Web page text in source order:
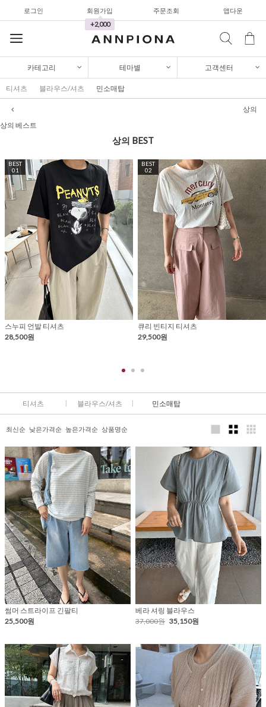
로그인
회원가입
+2,000
주문조회 앱다운
한정세일
셔츠&블라우스
가디건/니트
와이드팬츠
셔츠&블라우스
가디건/니트
와이드팬츠
한정세일
카테고리 테마별 고객센터
티셔츠 블라우스/셔츠 민소매탑
상의
상의 베스트
상의 BEST
BEST
01
스누피 언발 티셔츠
28,500원
BEST
02
큐리 빈티지 티셔츠
29,500원
티셔츠 블라우스/셔츠 민소매탑
최신순 낮은가격순 높은가격순 상품명순
썸머 스트라이프 긴팔티
25,500원
베라 셔링 블라우스
37,000원 35,150원